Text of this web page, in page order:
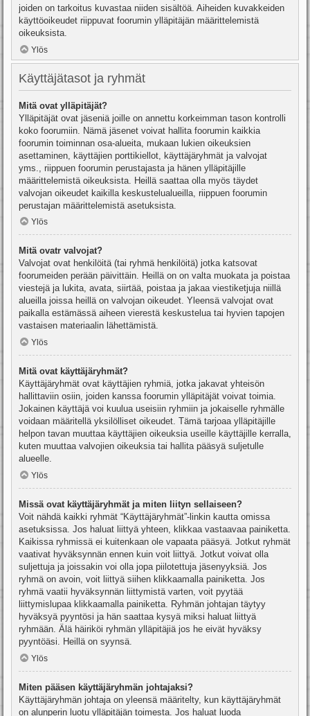
joiden on tarkoitus kuvastaa niiden sisältöä. Aiheiden kuvakkeiden
käyttöoikeudet riippuvat foorumin ylläpitäjän määrittelemistä
oikeuksista.
Ylös
Käyttäjätasot ja ryhmät
Mitä ovat ylläpitäjät?
Ylläpitäjät ovat jäseniä joille on annettu korkeimman tason kontrolli
koko foorumiin. Nämä jäsenet voivat hallita foorumin kaikkia
foorumin toiminnan osa-alueita, mukaan lukien oikeuksien
asettaminen, käyttäjien porttikiellot, käyttäjäryhmät ja valvojat
yms., riippuen foorumin perustajasta ja hänen ylläpitäjille
määrittelemistä oikeuksista. Heillä saattaa olla myös täydet
valvojan oikeudet kaikilla keskustelualueilla, riippuen foorumin
perustajan määrittelemistä asetuksista.
Ylös
Mitä ovatr valvojat?
Valvojat ovat henkilöitä (tai ryhmä henkilöitä) jotka katsovat
foorumeiden perään päivittäin. Heillä on on valta muokata ja poistaa
viestejä ja lukita, avata, siirtää, poistaa ja jakaa viestiketjuja niillä
alueilla joissa heillä on valvojan oikeudet. Yleensä valvojat ovat
paikalla estämässä aiheen vierestä keskustelua tai hyvien tapojen
vastaisen materiaalin lähettämistä.
Ylös
Mitä ovat käyttäjäryhmät?
Käyttäjäryhmät ovat käyttäjien ryhmiä, jotka jakavat yhteisön
hallittaviin osiin, joiden kanssa foorumin ylläpitäjät voivat toimia.
Jokainen käyttäjä voi kuulua useisiin ryhmiin ja jokaiselle ryhmälle
voidaan määritellä yksilölliset oikeudet. Tämä tarjoaa ylläpitäjille
helpon tavan muuttaa käyttäjien oikeuksia useille käyttäjille kerralla,
kuten muuttaa valvojien oikeuksia tai hallita pääsyä suljetulle
alueelle.
Ylös
Missä ovat käyttäjäryhmät ja miten liityn sellaiseen?
Voit nähdä kaikki ryhmät “Käyttäjäryhmät”-linkin kautta omissa
asetuksissa. Jos haluat liittyä yhteen, klikkaa vastaavaa painiketta.
Kaikissa ryhmissä ei kuitenkaan ole vapaata pääsyä. Jotkut ryhmät
vaativat hyväksynnän ennen kuin voit liittyä. Jotkut voivat olla
suljettuja ja joissakin voi olla jopa piilotettuja jäsenyyksiä. Jos
ryhmä on avoin, voit liittyä siihen klikkaamalla painiketta. Jos
ryhmä vaatii hyväksynnän liittymistä varten, voit pyytää
liittymislupaa klikkaamalla painiketta. Ryhmän johtajan täytyy
hyväksyä pyyntösi ja hän saattaa kysyä miksi haluat liittyä
ryhmään. Älä häiriköi ryhmän ylläpitäjiä jos he eivät hyväksy
pyyntöäsi. Heillä on syynsä.
Ylös
Miten pääsen käyttäjäryhmän johtajaksi?
Käyttäjäryhmän johtaja on yleensä määritelty, kun käyttäjäryhmät
on alunperin luotu ylläpitäjän toimesta. Jos haluat luoda